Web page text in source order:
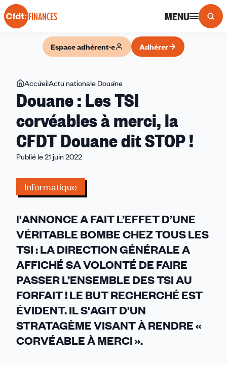
Panneau de gestion des cookies
FINANCES MENU
Espace adhérent·e Adhérer
Vous
êtes
ici
AccueilActu nationale Douane
TSI
corvéables
à
STOP
!
Douane : Les TSI
corvéables à merci, la
CFDT Douane dit STOP !
Publié le 21 juin 2022
Informatique
l'ANNONCE A FAIT L’EFFET D’UNE
VÉRITABLE BOMBE CHEZ TOUS LES
TSI : LA DIRECTION GÉNÉRALE A
AFFICHÉ SA VOLONTÉ DE FAIRE
PASSER L’ENSEMBLE DES TSI AU
FORFAIT ! LE BUT RECHERCHÉ EST
ÉVIDENT. IL S'AGIT D'UN
STRATAGÈME VISANT À RENDRE «
CORVÉABLE À MERCI ».